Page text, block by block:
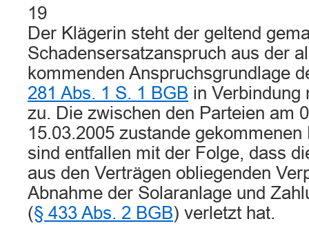
19
Der Klägerin steht der geltend
Schadensersatzanspruch aus der
kommenden Anspruchsgrundlage
281 Abs. 1 S. 1 BGB in
zu. Die zwischen den Parteien am
15.03.2005 zustande
sind entfallen mit der Folge, dass
aus den Verträgen obliegenden
Abnahme der Solaranlage und
(§ 433 Abs. 2 BGB) verletzt hat.